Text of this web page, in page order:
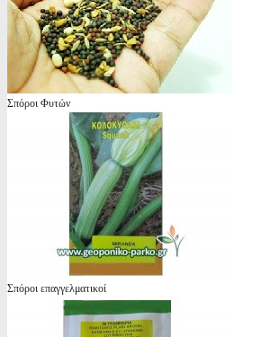
Σπόροι Φυτών
Σπόροι επαγγελματικοί